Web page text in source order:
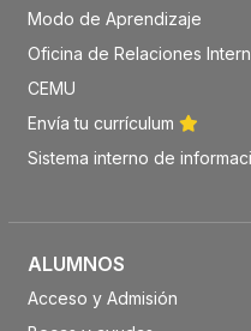
Modo de Aprendizaje
Oficina de Relaciones
CEMU
Envía tu currículum
Sistema interno de
ALUMNOS
Acceso y Admisión